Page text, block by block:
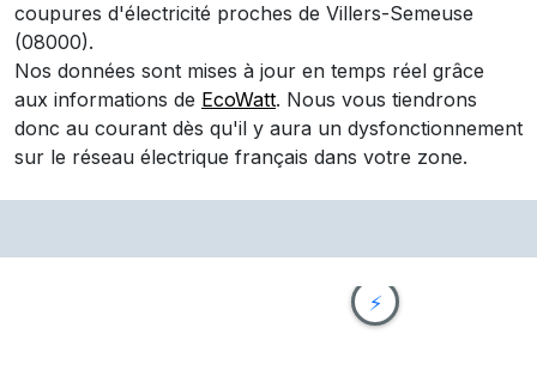
coupures d'électricité proches de Villers-Semeuse
(08000).
Nos données sont mises à jour en temps réel grâce
aux informations de EcoWatt. Nous vous tiendrons
donc au courant dès qu'il y aura un dysfonctionnement
sur le réseau électrique français dans votre zone.
⚡